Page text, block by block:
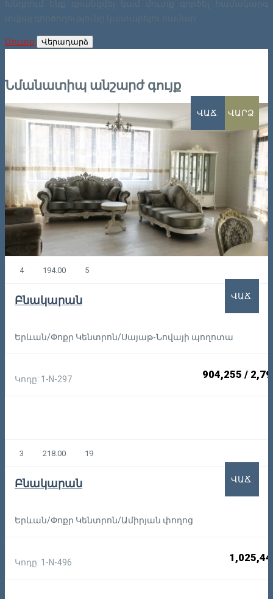
Խնդրում ենք գրանցվել կամ մուտք գործել համակարգ
տվյալ գործողությունը կատարելու համար:
Մուտք Վերադարձ
Նմանատիպ անշարժ գույք
ՎԱՃ. ՎԱՐՁ.
4 194.00 5
Բնակարան
Երևան/Փոքր Կենտրոն/Սայաթ-Նովայի պողոտա
Կոդը: 1-N-297 904,255 /
ՎԱՃ.
3 218.00 19
Բնակարան
Երևան/Փոքր Կենտրոն/Ամիրյան փողոց
Կոդը: 1-N-496
ՎԱՃ.